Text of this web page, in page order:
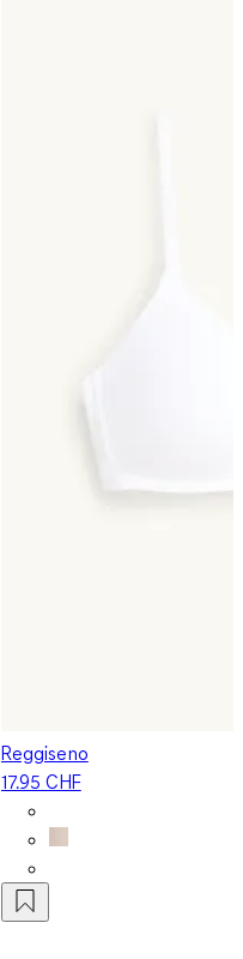
Reggiseno
17.95 CHF